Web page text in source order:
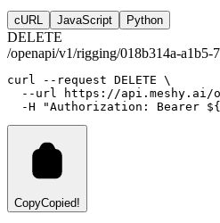
cURL JavaScript Python
DELETE
/openapi/v1/rigging/018b314a-
curl --request DELETE \
--url
https://api.meshy.ai/
-H
"Authorization: Bearer
CopyCopied!